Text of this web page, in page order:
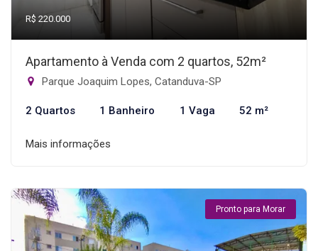
R$ 220.000
Apartamento à Venda com 2 quartos, 52m²
Parque Joaquim Lopes, Catanduva-SP
2 Quartos 1 Banheiro 1 Vaga 52 m²
Mais informações
Pronto para Morar